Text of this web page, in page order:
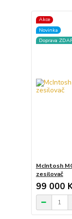
Akce
Novinka
Doprava
McIntosh
zesilovač
99 000